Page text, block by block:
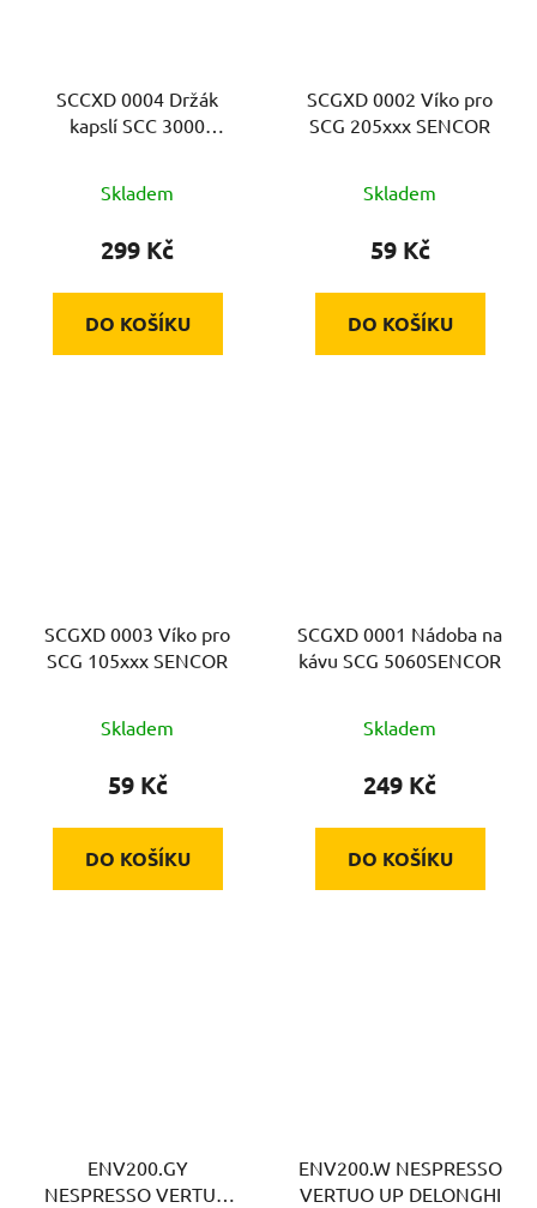
SCCXD 0004 Držák
kapslí SCC 3000
Skladem
299 Kč
DO KOŠÍKU
SCGXD 0002 Víko pro
SCG 205xxx SENCOR
Skladem
59 Kč
DO KOŠÍKU
SCGXD 0003 Víko pro
SCG 105xxx SENCOR
Skladem
59 Kč
DO KOŠÍKU
SCGXD 0001 Nádoba na
kávu SCG 5060SENCOR
Skladem
249 Kč
DO KOŠÍKU
ENV200.GY
NESPRESSO VERTUO
ENV200.W NESPRESSO
VERTUO UP DELONGHI